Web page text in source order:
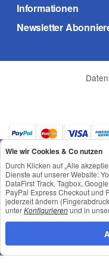
Informationen
Newsletter
*Alle Preise inkl.
©
Konzeption und
Wie wir Cookies & Co nutzen
Durch Klicken auf „Alle
Dienste auf unserer Website:
DataFirst Track, Tagbox,
PayPal Express Checkout und
jederzeit ändern
unterKonfigurierenund in